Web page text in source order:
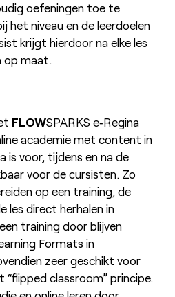
oefeningen toe te
het niveau en de leerdoelen
krijgt hierdoor na elke les
op maat.
FLOWSPARKS e‑Regina
academie met content in
is voor, tijdens en na de
voor de cursisten. Zo
op een training, de
les direct herhalen in
training door blijven
Formats in
zeer geschikt voor
classroom” principe.